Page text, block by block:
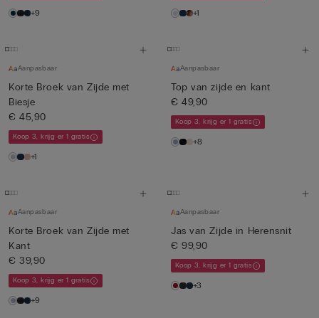
+9 +1
Aanpasbaar
Korte Broek van Zijde met
Biesje
€ 45,90
Koop 3, krijg er 1 gratis
+1
Aanpasbaar
Top van zijde en kant
€ 49,90
Koop 3, krijg er 1 gratis
+8
Aanpasbaar
Korte Broek van Zijde met
Kant
€ 39,90
Koop 3, krijg er 1 gratis
+9
Aanpasbaar
Jas van Zijde in Herensnit
€ 99,90
Koop 3, krijg er 1 gratis
+3